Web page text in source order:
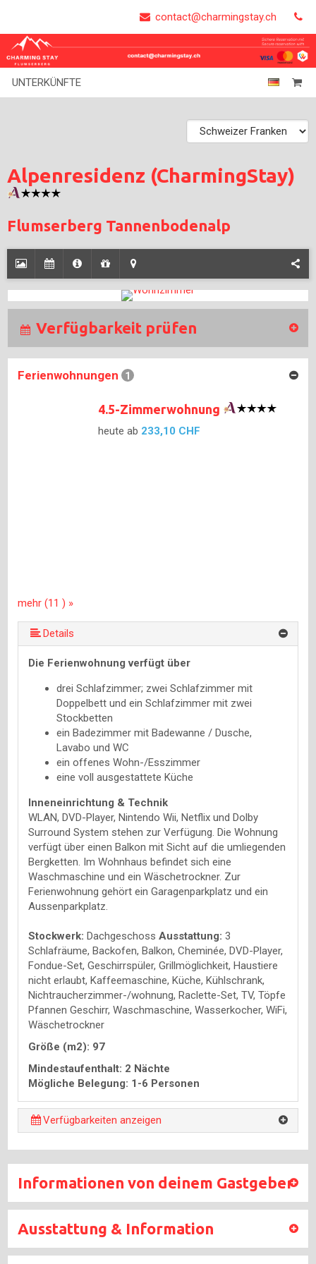
contact@charmingstay.ch
UNTERKÜNFTE
Alpenresidenz (CharmingStay)
Flumserberg Tannenbodenalp
Verfügbarkeit prüfen
Ferienwohnungen 1
mehr (11 ) »
mehr (11 ) »
mehr (11 ) »
mehr (11 ) »
mehr (11 ) »
mehr (11 ) »
mehr (11 ) »
mehr (11 ) »
4.5-Zimmerwohnung
heute ab 233,10 CHF
Details
Die Ferienwohnung verfügt über
drei Schlafzimmer; zwei Schlafzimmer mit
Doppelbett und ein Schlafzimmer mit zwei
Stockbetten
ein Badezimmer mit Badewanne / Dusche,
Lavabo und WC
ein offenes Wohn-/Esszimmer
eine voll ausgestattete Küche
Inneneinrichtung & Technik
WLAN, DVD-Player, Nintendo Wii, Netflix und Dolby
Surround System stehen zur Verfügung. Die Wohnung
verfügt über einen Balkon mit Sicht auf die umliegenden
Bergketten. Im Wohnhaus befindet sich eine
Waschmaschine und ein Wäschetrockner. Zur
Ferienwohnung gehört ein Garagenparkplatz und ein
Aussenparkplatz.
Stockwerk: Dachgeschoss Ausstattung: 3
Schlafräume, Backofen, Balkon, Cheminée, DVD-Player,
Fondue-Set, Geschirrspüler, Grillmöglichkeit, Haustiere
nicht erlaubt, Kaffeemaschine, Küche, Kühlschrank,
Nichtraucherzimmer-/wohnung, Raclette-Set, TV, Töpfe
Pfannen Geschirr, Waschmaschine, Wasserkocher, WiFi,
Wäschetrockner
Größe (m2): 97
Mindestaufenthalt: 2 Nächte
Mögliche Belegung: 1-6 Personen
Verfügbarkeiten anzeigen
Informationen von deinem Gastgeber
Ausstattung & Information